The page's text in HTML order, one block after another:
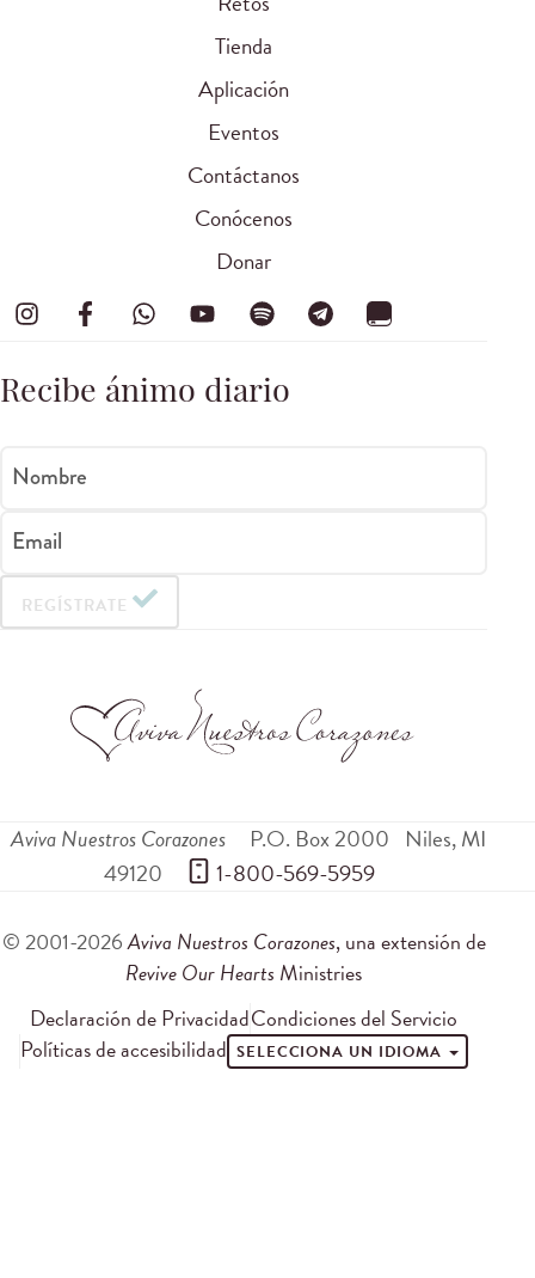
Tienda
Aplicación
Eventos
Contáctanos
Conócenos
Donar
Recibe ánimo diario
Nombre
Email
REGÍSTRATE
Aviva Nuestros Corazones P.O. Box 2000 Niles,MI
49120
1-800-569-5959
© 2001-2026Aviva Nuestros Corazones, una extensión de
Revive Our Hearts Ministries
Declaración de PrivacidadCondiciones del Servicio
Políticas de accesibilidad SELECCIONA UN IDIOMA